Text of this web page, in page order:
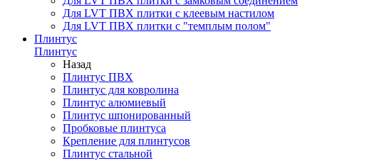
Для LVT ПВХ плитки с клеевым настилом
Для LVT ПВХ плитки с "темплым полом"
Плинтус
Плинтус
Назад
Плинтус ПВХ
Плинтус для ковролина
Плинтус алюмиевый
Плинтус шпонированный
Пробковые плинтуса
Крепление для плинтусов
Плинтус стальной